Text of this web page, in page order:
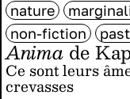
Animade
Ce sont leurs
crevasses
nature
non-fiction